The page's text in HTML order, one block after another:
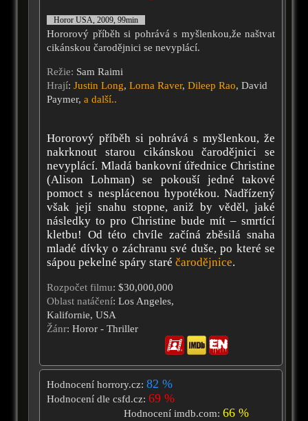
Horor USA, 2009, 99min
Hororový příběh si pohrává s myšlenkou,že naštvat
cikánskou čarodějnici se nevyplácí.
Režie: Sam Raimi
Hrají: Justin Long, Lorna Raver, Dileep Rao, David
Paymer, a další..
Hororový příběh si pohrává s myšlenkou, že
nakrknout starou cikánskou čarodějnici se
nevyplácí. Mladá bankovní úřednice Christine
(Alison Lohman) se pokouší jedné takové
pomoct s nesplácenou hypotékou. Nadřízený
však její snahu stopne, aniž by věděl, jaké
následky to pro Christine bude mít – smrtící
kletbu! Od této chvíle začíná zběsilá snaha
mladé dívky o záchranu své duše, po které se
sápou pekelné spáry staré čarodějnice.
Rozpočet filmu: $30,000,000
Oblast natáčení: Los Angeles,
Kalifornie, USA
Žánr: Horor - Thriller
Hodnocení horrory.cz: 82 %
Hodnocení dle csfd.cz: 69 %
Hodnocení imdb.com:66 %